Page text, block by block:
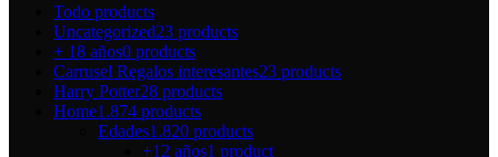
Todo products
Uncategorized23 products
+ 18 años0 products
Carrusel Regalos interesantes23 products
Harry Potter28 products
Home1.874 products
Edades1.820 products
+12 años1 product